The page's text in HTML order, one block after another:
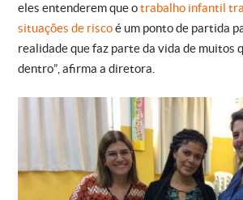
eles entenderem que otrabalho infantil
situações de riscoé um ponto de partida
realidade que faz parte da vida de muitos
dentro”, afirma a diretora.